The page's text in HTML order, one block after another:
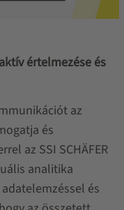
értelmezése és
az
és
az SSI SCHÄFER
analitika
és